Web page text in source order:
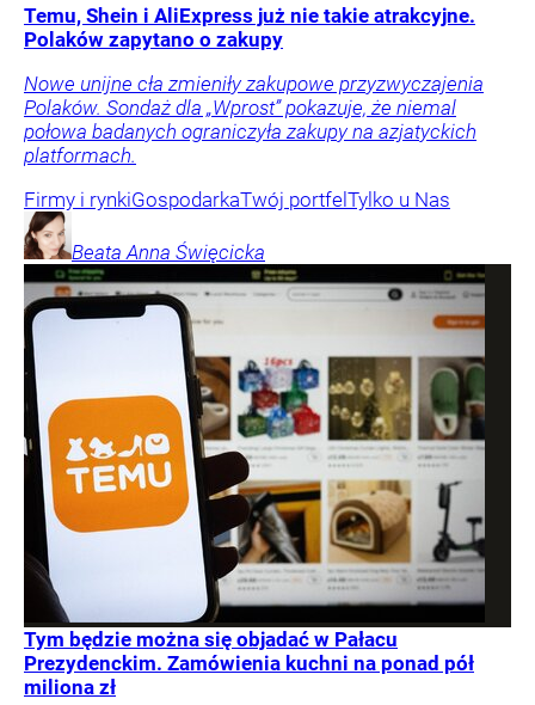
Temu, Shein i AliExpress już nie takie atrakcyjne.
Polaków zapytano o zakupy
Nowe unijne cła zmieniły zakupowe przyzwyczajenia
Polaków. Sondaż dla „Wprost” pokazuje, że niemal
połowa badanych ograniczyła zakupy na azjatyckich
platformach.
Firmy i rynkiGospodarkaTwój portfelTylko u Nas
Beata Anna Święcicka
Tym będzie można się objadać w Pałacu
Prezydenckim. Zamówienia kuchni na ponad pół
miliona zł